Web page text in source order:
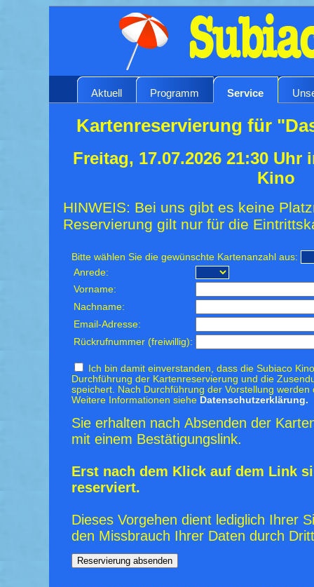
Aktuell Programm Service
Kartenreservierung für
Freitag, 17.07.2026 21:30
Kino
HINWEIS: Bei uns gibt es keine
Reservierung gilt nur für die
Bitte wählen Sie die gewünschte Kartenanzahl aus:
Anrede:
Vorname:
Nachname:
Email-Adresse:
Rückrufnummer (freiwillig):
Ich bin damit einverstanden, dass die Subiaco
Durchführung der Kartenreservierung und die
speichert. Nach Durchführung der Vorstellung
Weitere Informationen siehe Datenschutzerklärung.
Sie erhalten nach Absenden der
mit einem Bestätigungslink.
Erst nach dem Klick auf dem Link
reserviert.
Dieses Vorgehen dient lediglich Ihrer
den Missbrauch Ihrer Daten durch